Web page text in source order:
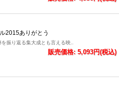
2015ありがとう
振り返る集大成とも言える映..
販売価格: 5,093円(税込)